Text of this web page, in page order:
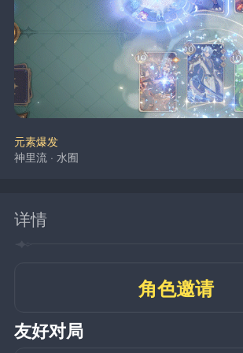
元素爆发
神里流 · 水囿
详情
角色邀请
友好对局